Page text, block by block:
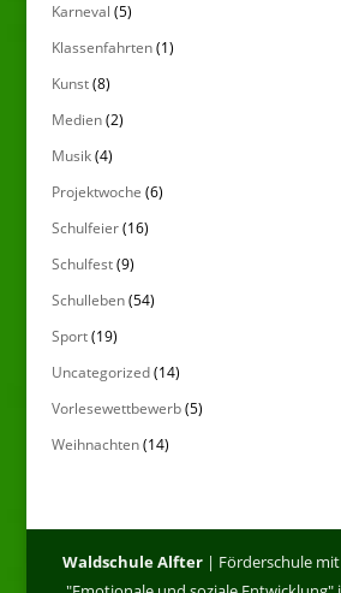
Karneval (5)
Klassenfahrten(1)
Kunst(8)
Medien(2)
Musik(4)
Projektwoche (6)
Schulfeier(16)
Schulfest(9)
Schulleben(54)
Sport(19)
Uncategorized(14)
Vorlesewettbewerb(5)
Weihnachten(14)
Waldschule Alfter | Förderschule